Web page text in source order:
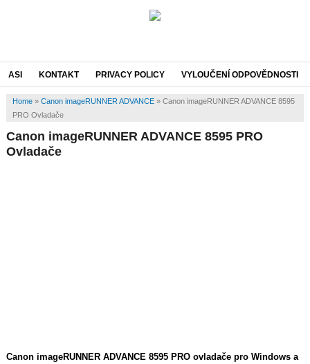
ASI KONTAKT PRIVACY POLICY VYLOUČENÍ ODPOVĚDNOSTI
Home» Canon imageRUNNER ADVANCE» Canon imageRUNNER ADVANCE 8595
PRO Ovladače
Canon imageRUNNER ADVANCE 8595 PRO
Ovladače
Canon imageRUNNER ADVANCE 8595 PRO ovladače pro Windows a